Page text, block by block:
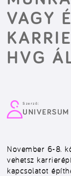
VAGY
HVG
Szerző:
UNIVERSUM
November 6-8.
vehetsz
kapcsolatot